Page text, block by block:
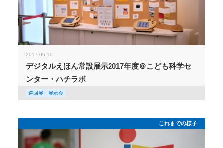
2017.06.10
デジタルえほん常設展示2017年度＠こども科学セ
ンター・ハチラボ
巡回展・展示会
これまでの様子